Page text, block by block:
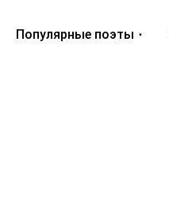
Популярные поэты